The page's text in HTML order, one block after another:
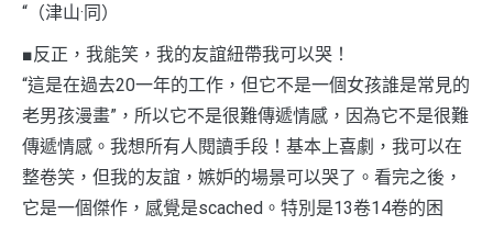
“（津山·同）
■反正，我能笑，我的友誼紐帶我可以哭！
“這是在過去20一年的工作，但它不是一個女孩誰是常見的
老男孩漫畫”，所以它不是很難傳遞情感，因為它不是很難
傳遞情感。我想所有人閱讀手段！基本上喜劇，我可以在
整卷笑，但我的友誼，嫉妒的場景可以哭了。看完之後，
它是一個傑作，感覺是scached。特別是13卷14卷的困